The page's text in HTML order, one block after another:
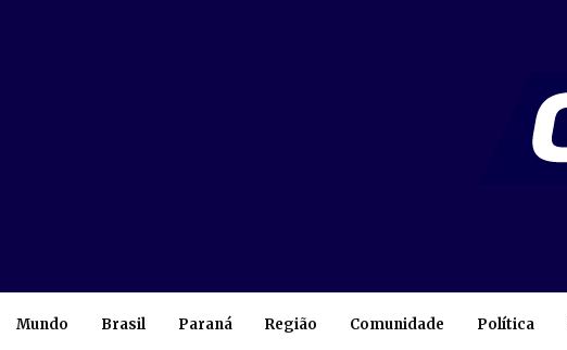
Mundo Brasil Paraná Região Comunidade Política